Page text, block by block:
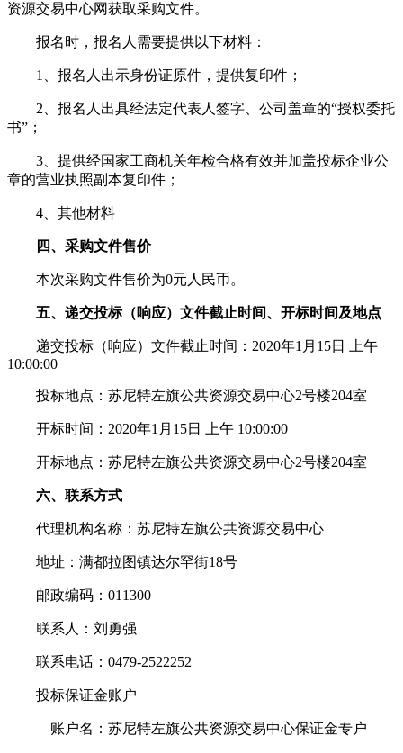
资源交易中心网获取采购文件。
报名时，报名人需要提供以下材料：
1、报名人出示身份证原件，提供复印件；
2、报名人出具经法定代表人签字、公司盖章的“授权委托
书”；
3、提供经国家工商机关年检合格有效并加盖投标企业公
章的营业执照副本复印件；
4、其他材料
四、采购文件售价
本次采购文件售价为0元人民币。
五、递交投标（响应）文件截止时间、开标时间及地点
递交投标（响应）文件截止时间：2020年1月15日 上午
10:00:00
投标地点：苏尼特左旗公共资源交易中心2号楼204室
开标时间：2020年1月15日 上午 10:00:00
开标地点：苏尼特左旗公共资源交易中心2号楼204室
六、联系方式
代理机构名称：苏尼特左旗公共资源交易中心
地址：满都拉图镇达尔罕街18号
邮政编码：011300
联系人：刘勇强
联系电话：0479-2522252
投标保证金账户
账户名：苏尼特左旗公共资源交易中心保证金专户